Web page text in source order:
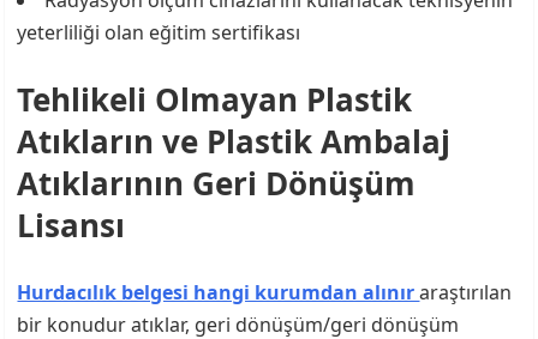
yeterliliği olan eğitim sertifikası
Tehlikeli Olmayan Plastik
Atıkların ve Plastik Ambalaj
Atıklarının Geri Dönüşüm
Lisansı
Hurdacılık belgesi hangi kurumdan alınıraraştırılan
bir konudur atıklar, geri dönüşüm/geri dönüşüm